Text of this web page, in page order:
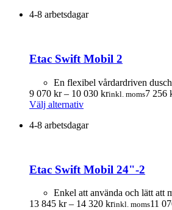
produkten
De
alternativen
kan
väljas
produktsidan
4-8 arbetsdagar
Etac Swift Mobil 2
En flexibel vårdardriven
9 070 kr – 10 030 krPrisintervall:
inkl. moms7 256
Välj alternativDen
produkten
De
alternativen
kan
4-8 arbetsdagar
Etac Swift Mobil 24"-2
Enkel att använda och lätt att
13 845 kr – 14 320 krPrisintervall:
inkl. moms11